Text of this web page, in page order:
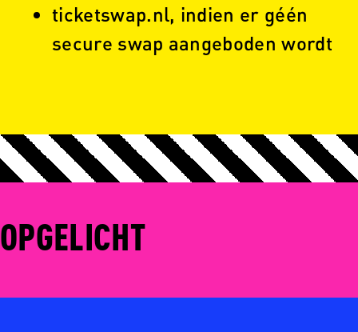
ticketswap.nl, indien er géén
secure swap aangeboden wordt
OPGELICHT